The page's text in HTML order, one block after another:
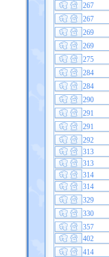
267
267
269
269
275
284
284
290
291
291
292
313
313
314
314
329
330
357
402
414